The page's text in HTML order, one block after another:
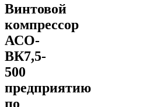
Винтовой
компрессор
АСО-
ВК7,5-
500
предприятию
по